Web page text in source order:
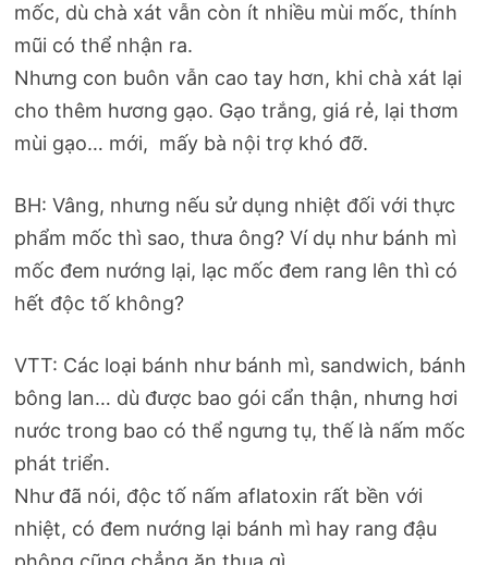
mốc, dù chà xát vẫn còn ít nhiều mùi mốc, thính
mũi có thể nhận ra.
Nhưng con buôn vẫn cao tay hơn, khi chà xát lại
cho thêm hương gạo. Gạo trắng, giá rẻ, lại thơm
mùi gạo… mới, mấy bà nội trợ khó đỡ.
BH: Vâng, nhưng nếu sử dụng nhiệt đối với thực
phẩm mốc thì sao, thưa ông? Ví dụ như bánh mì
mốc đem nướng lại, lạc mốc đem rang lên thì có
hết độc tố không?
VTT: Các loại bánh như bánh mì, sandwich, bánh
bông lan… dù được bao gói cẩn thận, nhưng hơi
nước trong bao có thể ngưng tụ, thế là nấm mốc
phát triển.
Như đã nói, độc tố nấm aflatoxin rất bền với
nhiệt, có đem nướng lại bánh mì hay rang đậu